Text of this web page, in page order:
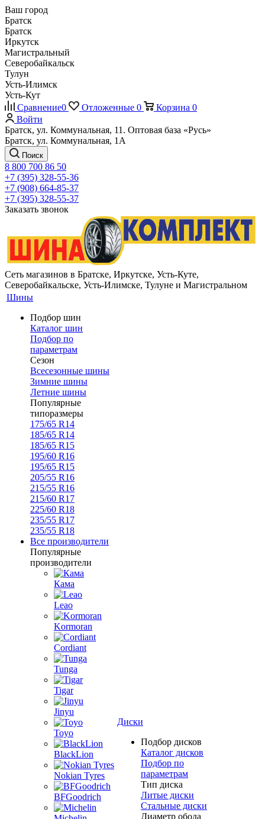
Ваш город
Братск
Братск
Иркутск
Магистральный
Северобайкальск
Тулун
Усть-Илимск
Усть-Кут
Сравнение0 Отложенные 0 Корзина 0
Войти
Братск, ул. Коммунальная, 11. Оптовая база «Русь»
Братск, ул. Коммунальная, 1А
Поиск
8 800 700 86 50
+7 (395) 328-55-36
+7 (908) 664-85-37
+7 (395) 328-55-37
Заказать звонок
Сеть магазинов в Братске, Иркутске, Усть-Куте,
Северобайкальске, Усть-Илимске, Тулуне и Магистральном
Шины
Подбор шин
Каталог шин
Подбор по
параметрам
Сезон
Всесезонные шины
Зимние шины
Летние шины
Популярные
типоразмеры
175/65 R14
185/65 R14
185/65 R15
195/60 R16
195/65 R15
205/55 R16
215/55 R16
215/60 R17
225/60 R18
235/55 R17
235/55 R18
Все производители
Популярные
производители
Кама
Leao
Kormoran
Cordiant
Tunga
Tigar
Jinyu
Toyo
BlackLion
Nokian Tyres
BFGoodrich
Диски
Подбор дисков
Каталог дисков
Подбор по
параметрам
Тип диска
Литые диски
Стальные диски
Диаметр обода